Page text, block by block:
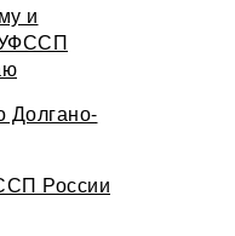
и
Долгано-
России